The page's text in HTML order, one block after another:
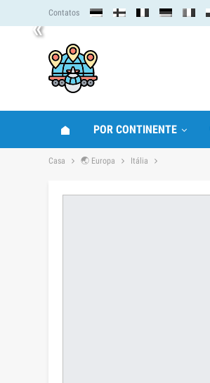
« Contatos
POR CONTINENTE
Casa 🌏 Europa Itália